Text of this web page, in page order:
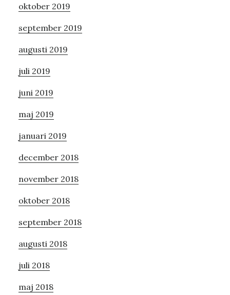
oktober 2019
september 2019
augusti 2019
juli 2019
juni 2019
maj 2019
januari 2019
december 2018
november 2018
oktober 2018
september 2018
augusti 2018
juli 2018
maj 2018